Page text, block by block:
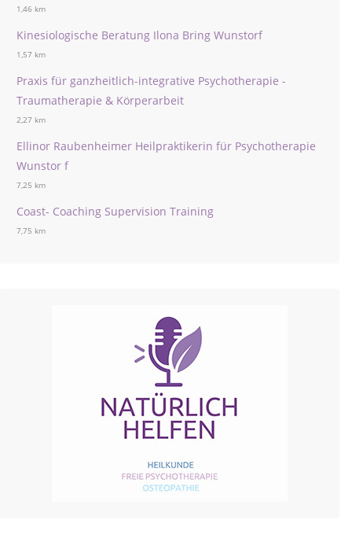
1,46 km
Kinesiologische Beratung Ilona Bring Wunstorf
1,57 km
Praxis für ganzheitlich-integrative Psychotherapie -
Traumatherapie & Körperarbeit
2,27 km
Ellinor Raubenheimer Heilpraktikerin für Psychotherapie
Wunstor f
7,25 km
Coast- Coaching Supervision Training
7,75 km